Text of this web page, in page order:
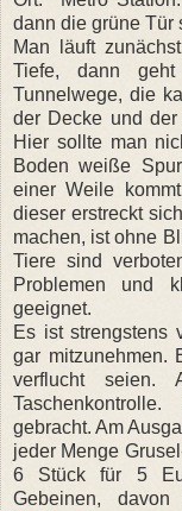
dann die grüne Tür
Man läuft
Tiefe, dann
Tunnelwege, die
der Decke und
Hier sollte man
Boden weiße
einer Weile
dieser erstreckt
machen, ist ohne
Tiere sind
Problemen und
geeignet.
Es ist strengstens
gar mitzunehmen.
verflucht
gebracht. Am
jeder Menge
6 Stück für 5
Gebeinen,